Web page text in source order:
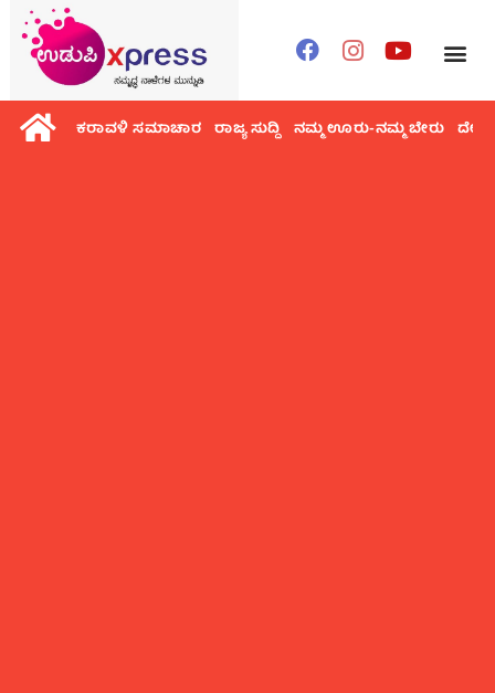
ಕರಾವಳಿ ಸಮಾಚಾರ ರಾಜ್ಯ ಸುದ್ದಿ ನಮ್ಮ ಊರು-ನಮ್ಮ ಬೇರು ದೇಶ